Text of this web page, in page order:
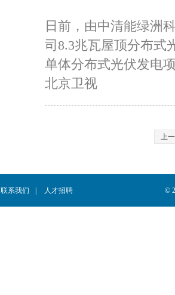
日前，由中清能绿洲
司8.3兆瓦屋顶分布式
单体分布式光伏发电
北京卫视
上
联系我们 人才招聘 ©